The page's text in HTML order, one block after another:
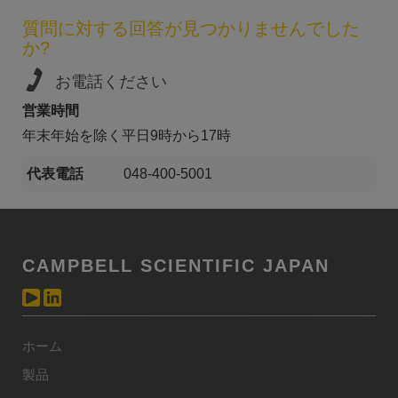
質問に対する回答が見つかりませんでした
か?
お電話ください
営業時間
年末年始を除く平日9時から17時
代表電話 048-400-5001
CAMPBELL SCIENTIFIC JAPAN
ホーム
製品